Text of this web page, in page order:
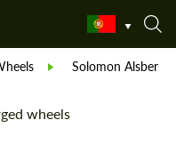
Solomon Alsberg